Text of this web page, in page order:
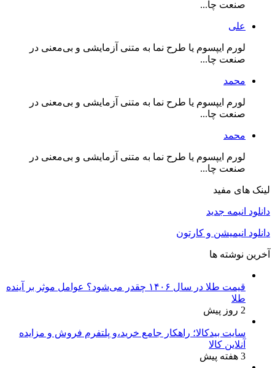
صنعت چا...
علی
لورم ایپسوم یا طرح‌ نما به متنی آزمایشی و بی‌معنی در
صنعت چا...
محمد
لورم ایپسوم یا طرح‌ نما به متنی آزمایشی و بی‌معنی در
صنعت چا...
محمد
لورم ایپسوم یا طرح‌ نما به متنی آزمایشی و بی‌معنی در
صنعت چا...
لینک های مفید
دانلود انیمه جدید
دانلود انیمیشن و کارتون
آخرین نوشته ها
قیمت طلا در سال ۱۴۰۶ چقدر می‌شود؟ عوامل موثر بر آینده
طلا
2 روز پیش
سایت بیدکالا؛ راهکار جامع خرید،و پلتفرم فروش و مزایده
آنلاین کالا
3 هفته پیش